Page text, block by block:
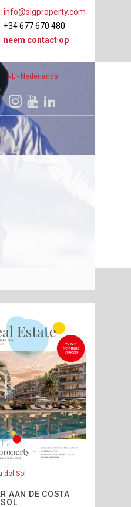
NL - Nederlands
info@slgproperty.com
+34 677 670 480
neem contact op
del Sol
AAN DE COSTA